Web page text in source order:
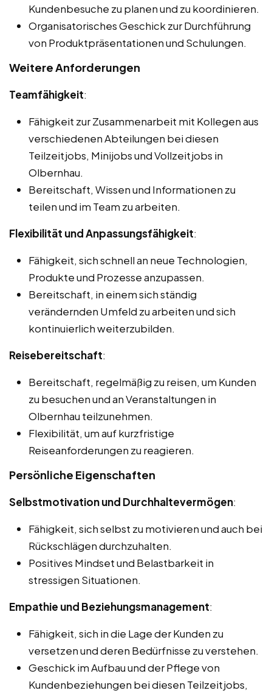
Kundenbesuche zu planen und zu koordinieren.
Organisatorisches Geschick zur Durchführung
von Produktpräsentationen und Schulungen.
Weitere Anforderungen
Teamfähigkeit:
Fähigkeit zur Zusammenarbeit mit Kollegen aus
verschiedenen Abteilungen bei diesen
Teilzeitjobs, Minijobs und Vollzeitjobs in
Olbernhau.
Bereitschaft, Wissen und Informationen zu
teilen und im Team zu arbeiten.
Flexibilität und Anpassungsfähigkeit:
Fähigkeit, sich schnell an neue Technologien,
Produkte und Prozesse anzupassen.
Bereitschaft, in einem sich ständig
verändernden Umfeld zu arbeiten und sich
kontinuierlich weiterzubilden.
Reisebereitschaft:
Bereitschaft, regelmäßig zu reisen, um Kunden
zu besuchen und an Veranstaltungen in
Olbernhau teilzunehmen.
Flexibilität, um auf kurzfristige
Reiseanforderungen zu reagieren.
Persönliche Eigenschaften
Selbstmotivation und Durchhaltevermögen:
Fähigkeit, sich selbst zu motivieren und auch bei
Rückschlägen durchzuhalten.
Positives Mindset und Belastbarkeit in
stressigen Situationen.
Empathie und Beziehungsmanagement:
Fähigkeit, sich in die Lage der Kunden zu
versetzen und deren Bedürfnisse zu verstehen.
Geschick im Aufbau und der Pflege von
Kundenbeziehungen bei diesen Teilzeitjobs,